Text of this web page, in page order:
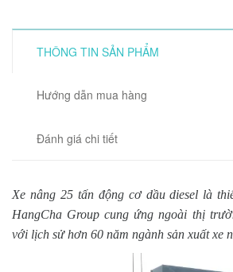
THÔNG TIN SẢN PHẨM
Hướng dẫn mua hàng
Đánh giá chi tiết
Xe nâng 25 tấn động cơ dầu diesel là
HangCha Group cung ứng ngoài thị
với lịch sử hơn 60 năm ngành sản xuất xe